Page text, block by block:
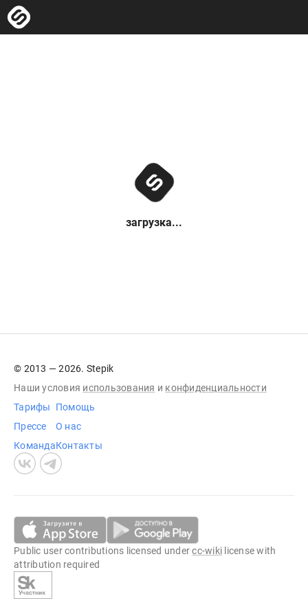
загрузка...
© 2013 — 2026. Stepik
Наши условия использования и конфиденциальности
Тарифы
Прессе
Команда
Помощь
О нас
Контакты
Public user contributions licensed undercc-wiki license with
attribution required